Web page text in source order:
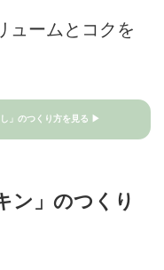
ュームとコクを
」のつくり方を見る ▶
ン」のつくり